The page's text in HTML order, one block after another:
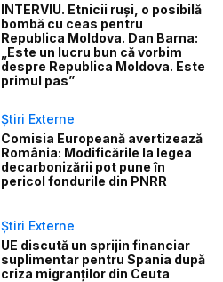
INTERVIU. Etnicii ruși, o posibilă
bombă cu ceas pentru
Republica Moldova. Dan Barna:
„Este un lucru bun că vorbim
despre Republica Moldova. Este
primul pas”
Știri Externe
Comisia Europeană avertizează
România: Modificările la legea
decarbonizării pot pune în
pericol fondurile din PNRR
Știri Externe
UE discută un sprijin financiar
suplimentar pentru Spania după
criza migranților din Ceuta